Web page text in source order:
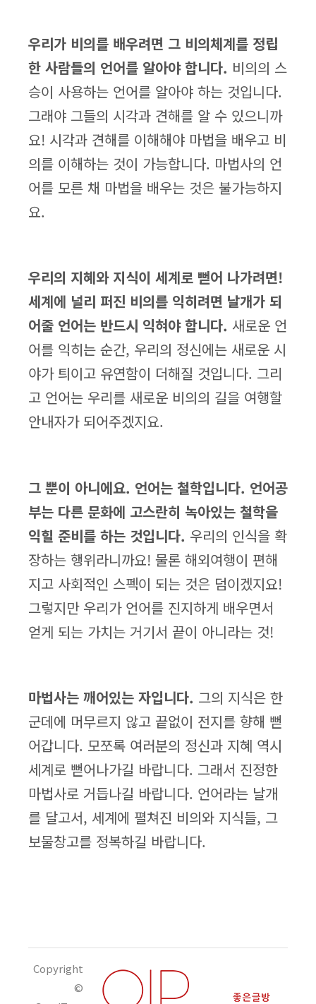
우리가 비의를 배우려면 그 비의체계를 정립
한 사람들의 언어를 알아야 합니다. 비의의 스
승이 사용하는 언어를 알아야 하는 것입니다.
그래야 그들의 시각과 견해를 알 수 있으니까
요! 시각과 견해를 이해해야 마법을 배우고 비
의를 이해하는 것이 가능합니다. 마법사의 언
어를 모른 채 마법을 배우는 것은 불가능하지
요.
우리의 지혜와 지식이 세계로 뻗어 나가려면!
세계에 널리 퍼진 비의를 익히려면 날개가 되
어줄 언어는 반드시 익혀야 합니다. 새로운 언
어를 익히는 순간, 우리의 정신에는 새로운 시
야가 틔이고 유연함이 더해질 것입니다. 그리
고 언어는 우리를 새로운 비의의 길을 여행할
안내자가 되어주겠지요.
그 뿐이 아니에요. 언어는 철학입니다. 언어공
부는 다른 문화에 고스란히 녹아있는 철학을
익힐 준비를 하는 것입니다. 우리의 인식을 확
장하는 행위라니까요! 물론 해외여행이 편해
지고 사회적인 스펙이 되는 것은 덤이겠지요!
그렇지만 우리가 언어를 진지하게 배우면서
얻게 되는 가치는 거기서 끝이 아니라는 것!
마법사는 깨어있는 자입니다. 그의 지식은 한
군데에 머무르지 않고 끝없이 전지를 향해 뻗
어갑니다. 모쪼록 여러분의 정신과 지혜 역시
세계로 뻗어나가길 바랍니다. 그래서 진정한
마법사로 거듭나길 바랍니다. 언어라는 날개
를 달고서, 세계에 펼쳐진 비의와 지식들, 그
보물창고를 정복하길 바랍니다.
Copyright
©